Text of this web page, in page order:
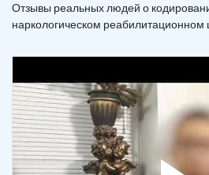
Отзывы реальных людей о
наркологическом реабилитационном